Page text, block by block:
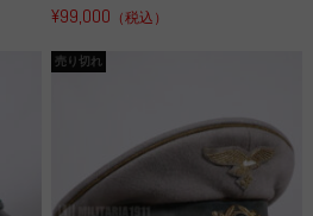
¥99,000 （税込）
売り切れ